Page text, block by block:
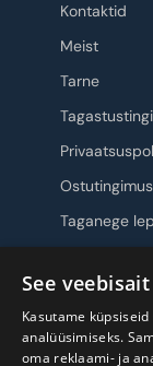
Kontaktid
Meist
Tarne
Taganege
Jälgi meid
See
Kasutame
analüüsimiseks.
oma reklaami- ja